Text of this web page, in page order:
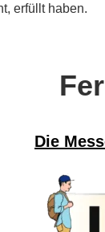
erfüllt haben.
Die